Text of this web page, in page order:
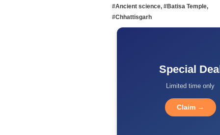
#Ancient science, #Batisa Temple,
#Chhattisgarh
Special
Limited time only
Claim →